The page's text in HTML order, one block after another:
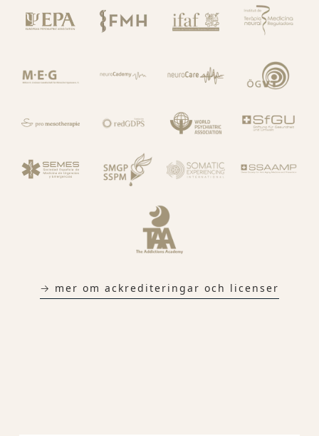
→ mer om ackrediteringar och licenser